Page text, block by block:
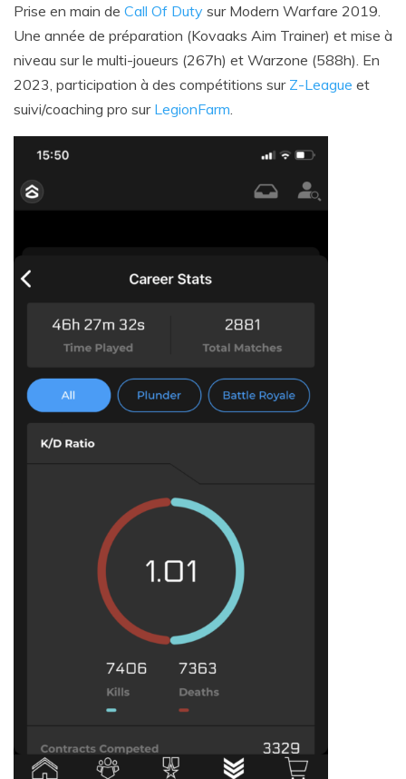
Prise en main de Call Of Duty sur Modern Warfare 2019.
Une année de préparation (Kovaaks Aim Trainer) et mise à
niveau sur le multi-joueurs (267h) et Warzone (588h). En
2023, participation à des compétitions sur Z-League et
suivi/coaching pro sur LegionFarm